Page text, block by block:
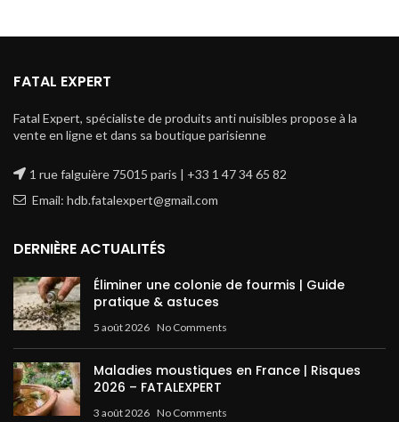
FATAL EXPERT
Fatal Expert, spécialiste de produits anti nuisibles propose à la
vente en ligne et dans sa boutique parisienne
1 rue falguière 75015 paris | +33 1 47 34 65 82
Email: hdb.fatalexpert@gmail.com
DERNIÈRE ACTUALITÉS
Éliminer une colonie de fourmis | Guide
pratique & astuces
5 août 2026 No Comments
Maladies moustiques en France | Risques
2026 – FATALEXPERT
3 août 2026 No Comments